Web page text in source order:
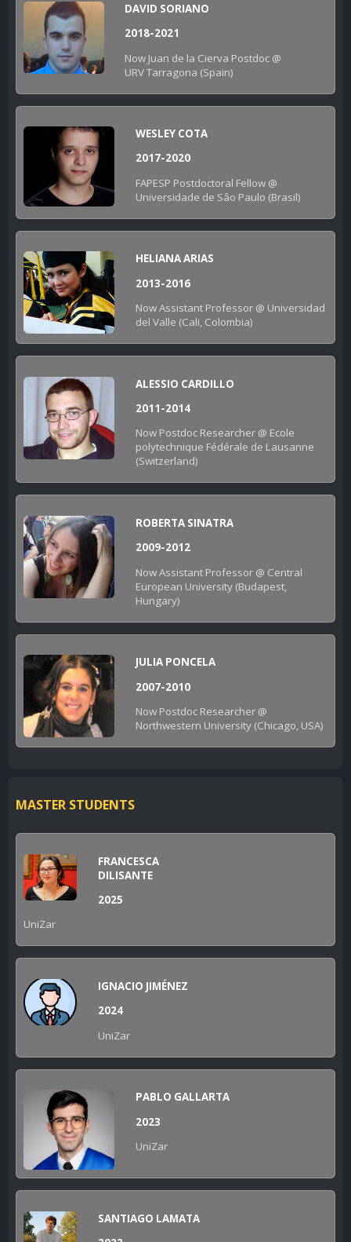
DAVID SORIANO
2018-2021
Now Juan de la Cierva Postdoc @
URV Tarragona (Spain)
WESLEY COTA
2017-2020
FAPESP Postdoctoral Fellow @
Universidade de Sâo Paulo (Brasil)
HELIANA ARIAS
2013-2016
Now Assistant Professor @ Universidad
del Valle (Cali, Colombia)
ALESSIO CARDILLO
2011-2014
Now Postdoc Researcher @ Ecole
polytechnique Fédérale de Lausanne
(Switzerland)
ROBERTA SINATRA
2009-2012
Now Assistant Professor @ Central
European University (Budapest,
Hungary)
JULIA PONCELA
2007-2010
Now Postdoc Researcher @
Northwestern University (Chicago, USA)
MASTER STUDENTS
FRANCESCA
DILISANTE
2025
UniZar
IGNACIO JIMÉNEZ
2024
UniZar
PABLO GALLARTA
2023
UniZar
SANTIAGO LAMATA